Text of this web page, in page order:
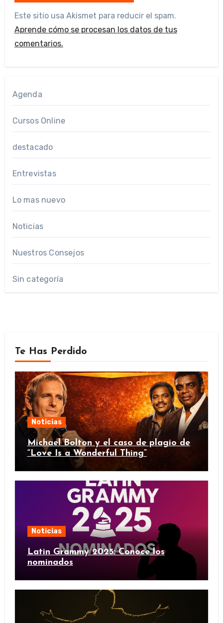
Este sitio usa Akismet para reducir el spam.
Aprende cómo se procesan los datos de tus
comentarios.
Agenda
Cursos Online
destacado
Entrevistas
Lo mas nuevo
Noticias
Nuestros Consejos
Sin categoría
Te Has Perdido
Noticias
Michael Bolton y el caso de plagio de
“Love Is a Wonderful Thing”
Noticias
Latin Grammy 2025: Conoce los
nominados